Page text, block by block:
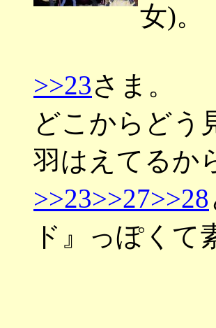
女)。
>>23さま。
どこからどう
羽はえてるか
>>23>>27>>28
ド』っぽくて